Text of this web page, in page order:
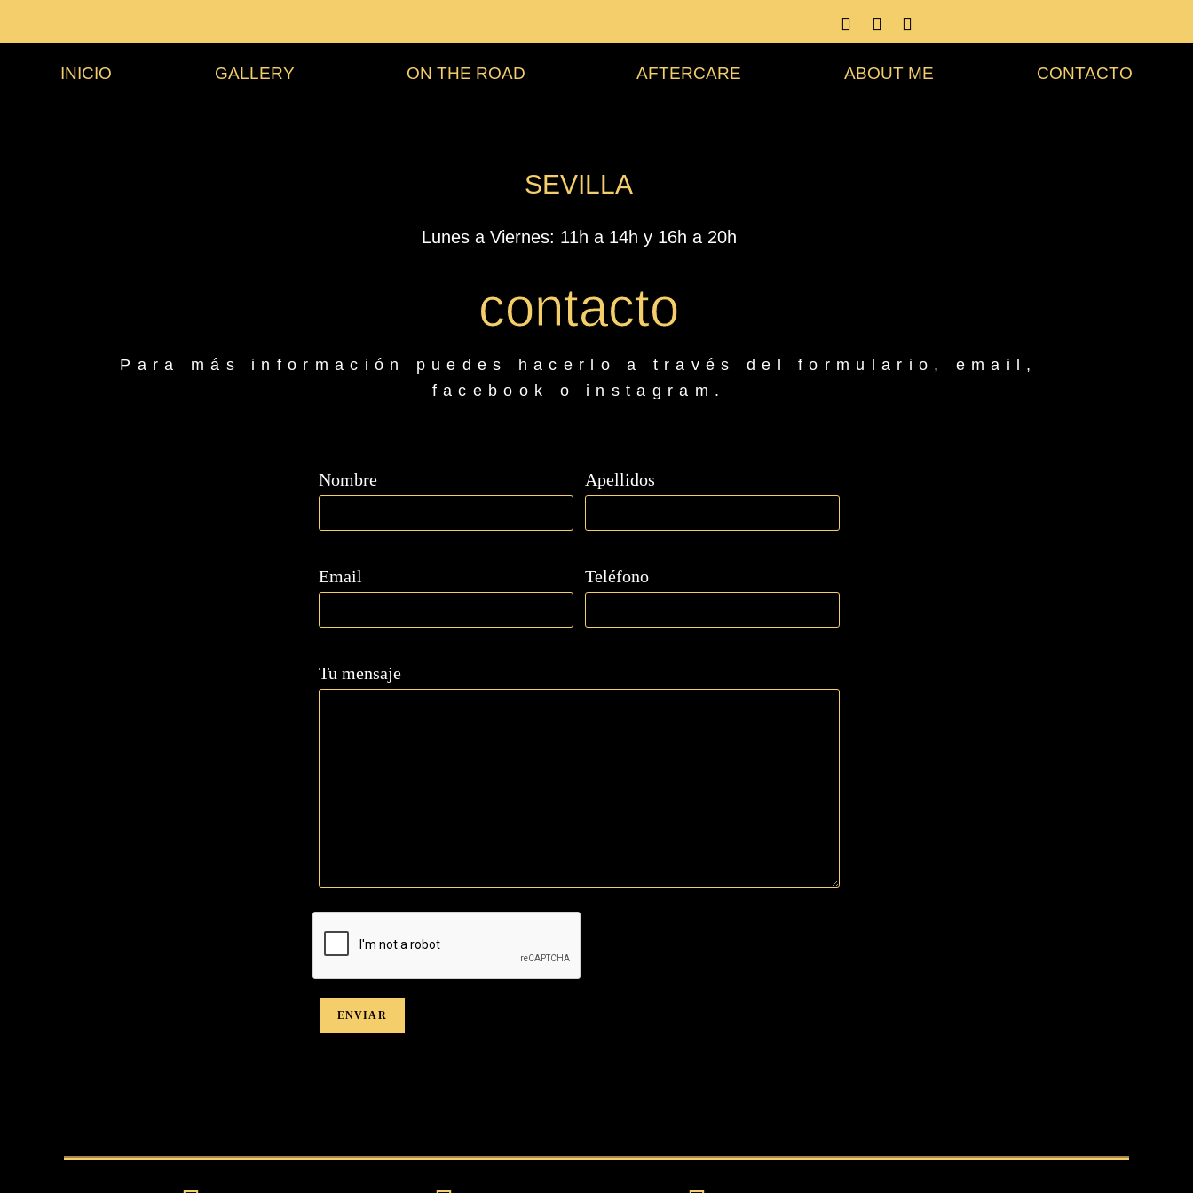
INICIO GALLERY ON THE ROAD AFTERCARE ABOUT ME CONTACTO
SEVILLA
Lunes a Viernes: 11h a 14h y 16h a 20h
contacto
Para más información puedes hacerlo a través del formulario, email,
facebook o instagram.
Nombre Apellidos
Email Teléfono
Tu mensaje